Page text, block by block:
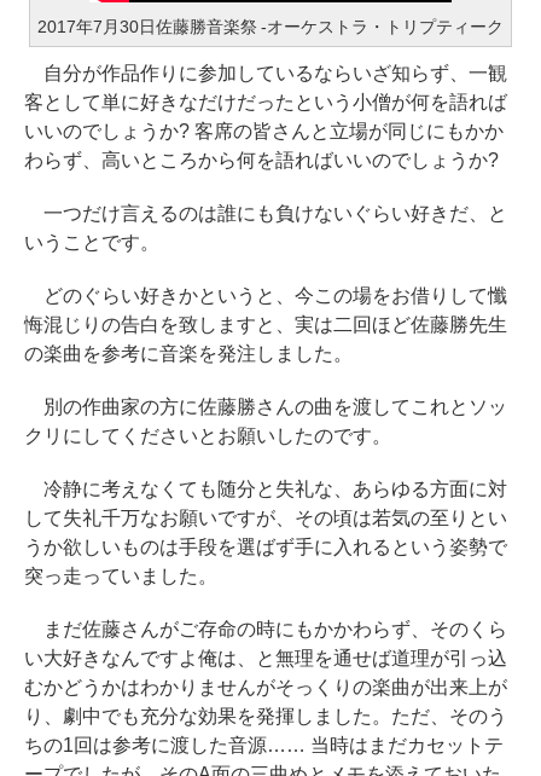
2017年7月30日佐藤勝音楽祭 -オーケストラ・トリプティーク
自分が作品作りに参加しているならいざ知らず、一観
客として単に好きなだけだったという小僧が何を語れば
いいのでしょうか? 客席の皆さんと立場が同じにもかか
わらず、高いところから何を語ればいいのでしょうか?
一つだけ言えるのは誰にも負けないぐらい好きだ、と
いうことです。
どのぐらい好きかというと、今この場をお借りして懺
悔混じりの告白を致しますと、実は二回ほど佐藤勝先生
の楽曲を参考に音楽を発注しました。
別の作曲家の方に佐藤勝さんの曲を渡してこれとソッ
クリにしてくださいとお願いしたのです。
冷静に考えなくても随分と失礼な、あらゆる方面に対
して失礼千万なお願いですが、その頃は若気の至りとい
うか欲しいものは手段を選ばず手に入れるという姿勢で
突っ走っていました。
まだ佐藤さんがご存命の時にもかかわらず、そのくら
い大好きなんですよ俺は、と無理を通せば道理が引っ込
むかどうかはわかりませんがそっくりの楽曲が出来上が
り、劇中でも充分な効果を発揮しました。ただ、そのう
ちの1回は参考に渡した音源…… 当時はまだカセットテ